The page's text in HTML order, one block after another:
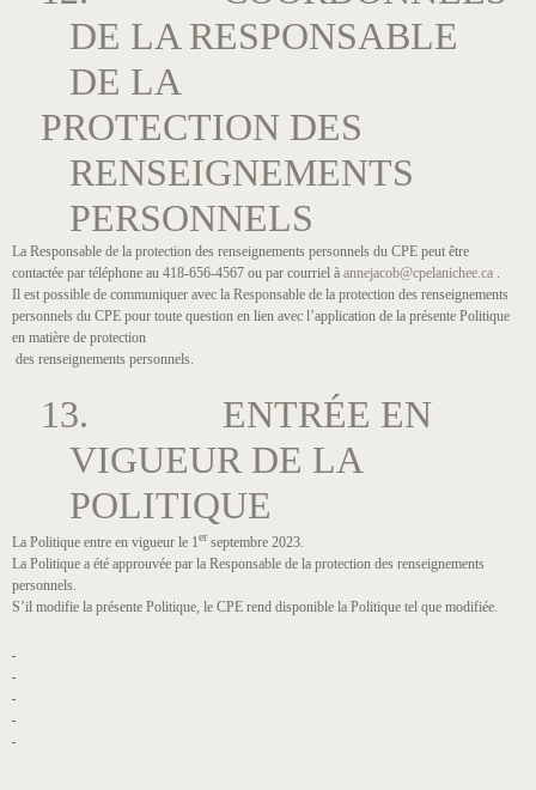
DE LA RESPONSABLE
DE LA
PROTECTION DES
RENSEIGNEMENTS
PERSONNELS
La Responsable de la protection des renseignements personnels du CPE peut être
contactée par téléphone au 418-656-4567 ou par courriel à annejacob@cpelanichee.ca .
Il est possible de communiquer avec la Responsable de la protection des renseignements
personnels du CPE pour toute question en lien avec l’application de la présente Politique
en matière de protection
des renseignements personnels.
13. ENTRÉE EN
VIGUEUR DE LA
POLITIQUE
La Politique entre en vigueur le 1er septembre 2023.
La Politique a été approuvée par la Responsable de la protection des renseignements
personnels.
S’il modifie la présente Politique, le CPE rend disponible la Politique tel que modifiée.